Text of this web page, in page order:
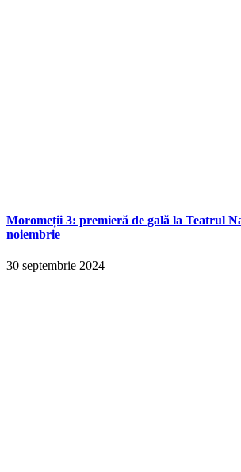
Moromeții 3: premieră de gală la Teatrul
noiembrie
30 septembrie 2024